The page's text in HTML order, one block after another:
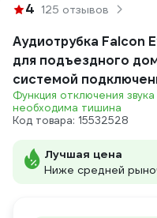
4 125 отзывов
Аудиотрубка Falcon
для подъездного
системой
Функция отключения
необходима тишина
Код товара: 15532528
Лучшая цена
Ниже средней